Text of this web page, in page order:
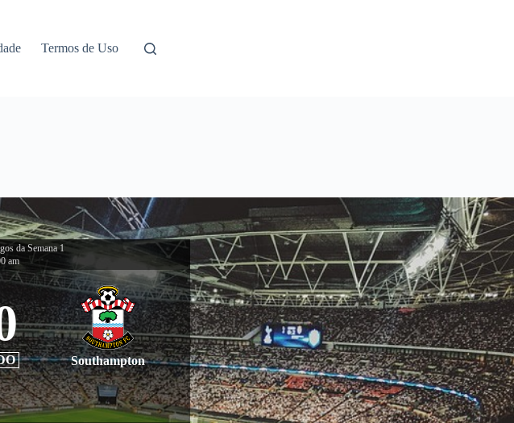
Termos de Uso
da Semana 1
am
Southampton